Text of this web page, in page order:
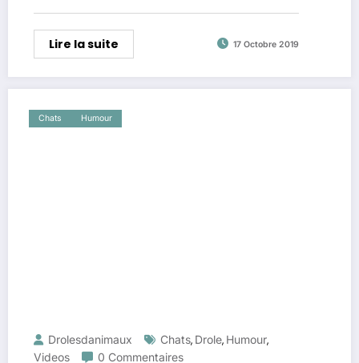
Lire la suite 17 Octobre 2019
Chats Humour
Drolesdanimaux Chats, Drole, Humour,
Videos
0 Commentaires